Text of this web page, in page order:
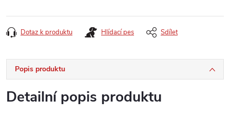
Dotaz k produktu Hlídací pes Sdílet
Popis produktu
Detailní popis produktu